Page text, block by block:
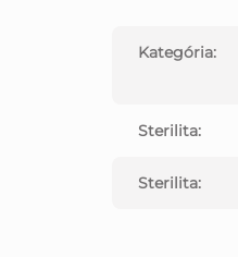
Kategória:
Sterilita:
Sterilita: